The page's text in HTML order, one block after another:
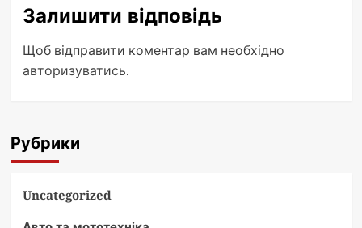
Залишити відповідь
Щоб відправити коментар вам необхідно
авторизуватись.
Рубрики
Uncategorized